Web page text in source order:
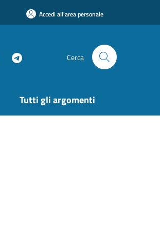
Accedi all'area personale
Cerca
Tutti gli argomenti